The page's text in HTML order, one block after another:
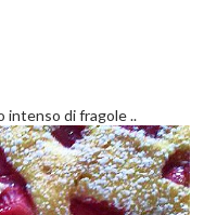
intenso di fragole ..